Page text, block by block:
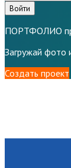
Войти
ПОРТФОЛИО
Загружай фото
Создать проект